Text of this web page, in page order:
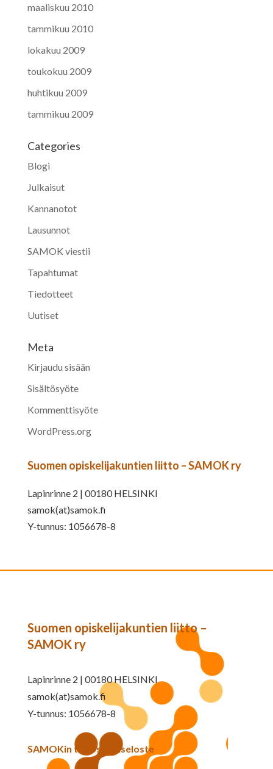
maaliskuu 2010
tammikuu 2010
lokakuu 2009
toukokuu 2009
huhtikuu 2009
tammikuu 2009
Categories
Blogi
Julkaisut
Kannanotot
Lausunnot
SAMOK viestii
Tapahtumat
Tiedotteet
Uutiset
Meta
Kirjaudu sisään
Sisältösyöte
Kommenttisyöte
WordPress.org
Suomen opiskelijakuntien liitto – SAMOK ry
Lapinrinne 2 | 00180 HELSINKI
samok(at)samok.fi
Y-tunnus: 1056678-8
Suomen opiskelijakuntien liitto –
SAMOK ry
Lapinrinne 2 | 00180 HELSINKI
samok(at)samok.fi
Y-tunnus: 1056678-8
SAMOKin tietosuojaseloste